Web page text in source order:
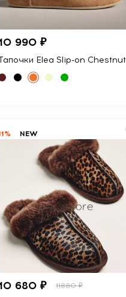
990 ₽
Elea Slip-on Chestnut
NEW
680 ₽ 11880 ₽